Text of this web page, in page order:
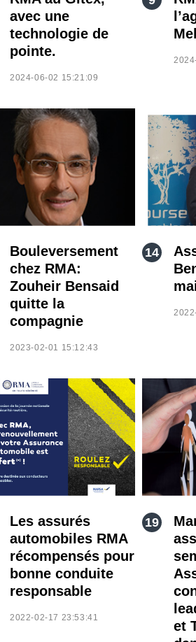
avec une
technologie de
pointe.
2024-06-02 15:21:09
Bouleversement
chez RMA:
Zouheir Bensaid
quitte la
compagnie
2023-02-01 15:12:43
Les assurés
automobiles RMA
récompensés pour
bonne conduite
responsable
2022-02-17 23:53:41
et